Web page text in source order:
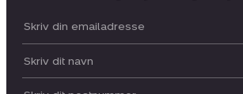
Din email:
Dit navn: